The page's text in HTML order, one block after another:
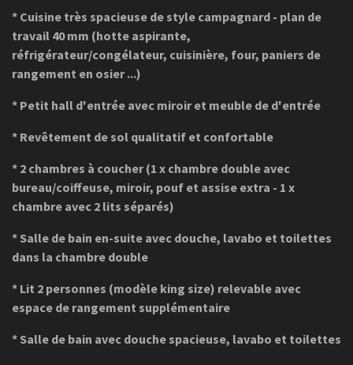
* Cuisine très spacieuse de style campagnard - plan de
travail 40 mm (hotte aspirante,
réfrigérateur/congélateur, cuisinière, four, paniers de
rangement en osier...)
* Petit hall d'entrée avec miroir et meuble de d'entrée
* Revêtement de sol qualitatif et confortable
* 2 chambres à coucher (1 x chambre double avec
bureau/coiffeuse, miroir, pouf et assise extra - 1 x
chambre avec 2 lits séparés)
* Salle de bain en-suite avec douche, lavabo et toilettes
dans la chambre double
* Lit 2 personnes (modèle king size) relevable avec
espace de rangement supplémentaire
* Salle de bain avec douche spacieuse, lavabo et toilettes